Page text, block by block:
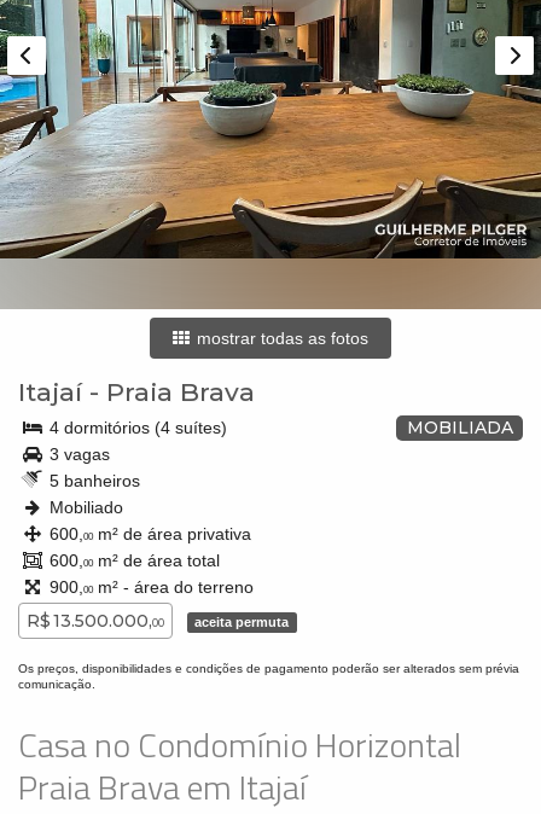
mostrar todas as fotos
Itajaí- Praia Brava
MOBILIADA
4 dormitórios (4 suítes)
3 vagas
5 banheiros
Mobiliado
600, 00m² de área privativa
600, 00m² de área total
900, 00m² - área do terreno
R$ 13.500.000,00 aceita permuta
Os preços, disponibilidades e condições de pagamento poderão ser alterados sem prévia
comunicação.
Casa no Condomínio Horizontal
Praia Brava em Itajaí